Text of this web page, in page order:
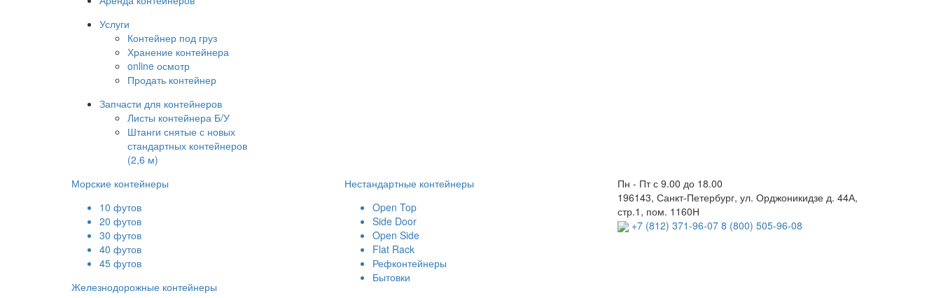
Услуги
Контейнер под груз
Хранение контейнера
online осмотр
Продать контейнер
Запчасти для контейнеров
Листы контейнера Б/У
Штанги снятые с новых
стандартных контейнеров
(2,6 м)
Морские контейнеры
10 футов
20 футов
30 футов
40 футов
45 футов
Железнодорожные контейнеры
Нестандартные контейнеры
Open Top
Side Door
Open Side
Flat Rack
Рефконтейнеры
Бытовки
Пн - Пт с 9.00 до 18.00
196143, Санкт-Петербург, ул. Орджоникидзе д. 44А,
стр.1, пом. 1160Н
+7 (812) 371-96-07 8 (800) 505-96-08